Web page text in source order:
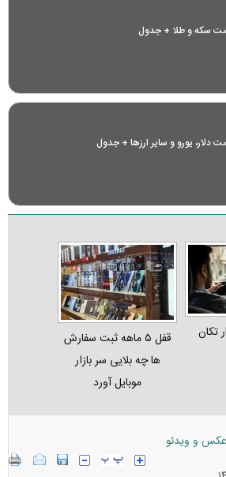
سکه و طلا + جدول
دلار، یورو و سایر ارز‌ها + جدول
تکان‌
قفل ۵ ماهه ثبت‌ سفارش‌
ها چه بلایی سر بازار
موبایل آورد
عکس و ویدئو